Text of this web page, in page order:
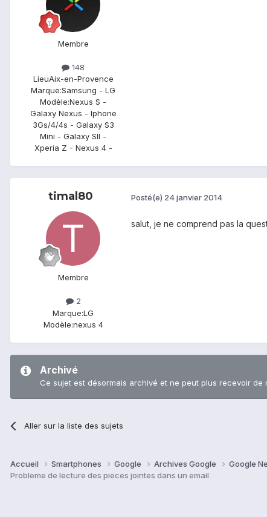
Membre
148
LieuAix-en-Provence
Marque:Samsung - LG
Modèle:Nexus S -
Galaxy Nexus - Iphone
3Gs/4/4s - Galaxy S3
Mini - Galaxy SII -
Xperia Z - Nexus 4 -
timal80
Membre
2
Marque:LG
Modèle:nexus 4
Posté(e) 24 janvier 2014
salut, je ne comprend pas la
Archivé
Ce sujet est désormais archivé et ne peut plus recevoir de
Aller sur la liste des sujets
Accueil Smartphones Google Archives Google Google
Probleme de lecture des pieces jointes dans un email